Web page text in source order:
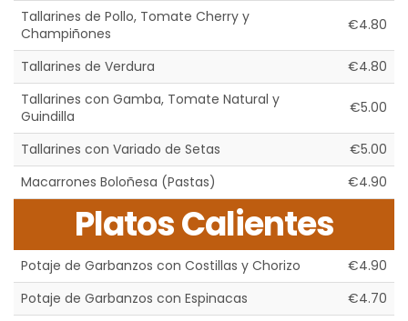
Tallarines de Pollo, Tomate Cherry y
Champiñones
€4.80
Tallarines de Verdura
€4.80
Tallarines con Gamba, Tomate Natural y
Guindilla
€5.00
Tallarines con Variado de Setas
€5.00
Macarrones Boloñesa (Pastas)
€4.90
Platos Calientes
Potaje de Garbanzos con Costillas y Chorizo
€4.90
Potaje de Garbanzos con Espinacas
€4.70